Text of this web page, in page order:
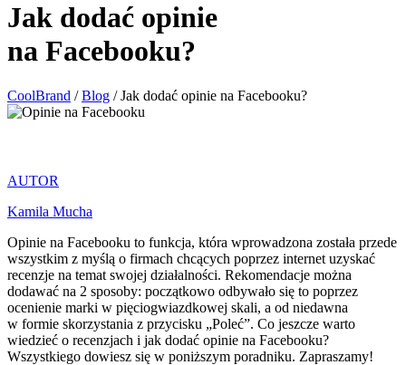
Jak dodać opinie
na Facebooku?
CoolBrand /Blog /Jak dodać opinie na Facebooku?
AUTOR
Kamila Mucha
Opinie na Facebooku to funkcja, która wprowadzona została przede
wszystkim z myślą o firmach chcących poprzez internet uzyskać
recenzje na temat swojej działalności. Rekomendacje można
dodawać na 2 sposoby: początkowo odbywało się to poprzez
ocenienie marki w pięciogwiazdkowej skali, a od niedawna
w formie skorzystania z przycisku „Poleć”. Co jeszcze warto
wiedzieć o recenzjach i jak dodać opinie na Facebooku?
Wszystkiego dowiesz się w poniższym poradniku. Zapraszamy!